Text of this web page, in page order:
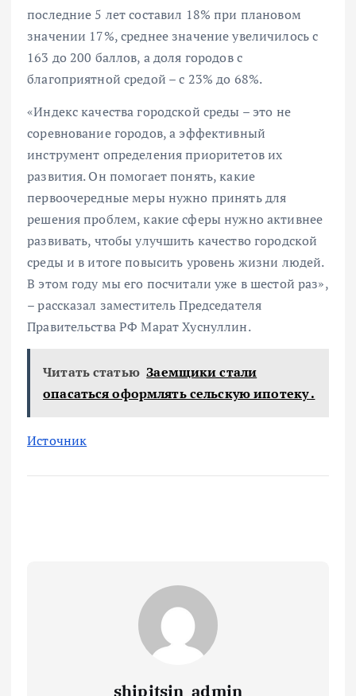
последние 5 лет составил 18% при плановом
значении 17%, среднее значение увеличилось с
163 до 200 баллов, а доля городов с
благоприятной средой – с 23% до 68%.
«Индекс качества городской среды – это не
соревнование городов, а эффективный
инструмент определения приоритетов их
развития. Он помогает понять, какие
первоочередные меры нужно принять для
решения проблем, какие сферы нужно активнее
развивать, чтобы улучшить качество городской
среды и в итоге повысить уровень жизни людей.
В этом году мы его посчитали уже в шестой раз»,
– рассказал заместитель Председателя
Правительства РФ Марат Хуснуллин.
Читать статью Заемщики стали
опасаться оформлять сельскую ипотеку .
Источник
shipitsin_admin